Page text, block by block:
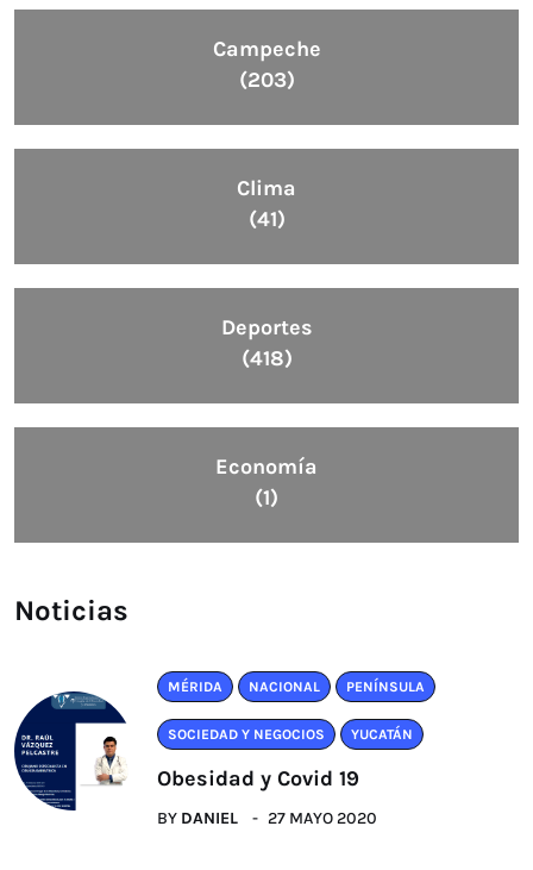
Campeche
(203)
Clima
(41)
Deportes
(418)
Economía
(1)
Noticias
MÉRIDA NACIONAL PENÍNSULA
SOCIEDAD Y NEGOCIOS YUCATÁN
Obesidad y Covid 19
BY DANIEL 27 MAYO 2020